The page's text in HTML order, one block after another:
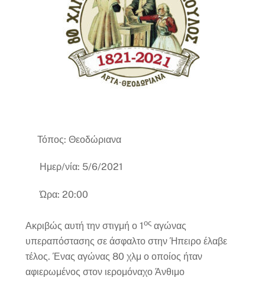
Τόπος: Θεοδώριανα
Ημερ/νία: 5/6/2021
Ώρα: 20:00
Ακριβώς αυτή την στιγμή ο 1οςαγώνας
υπεραπόστασης σε άσφαλτο στην Ήπειρο έλαβε
τέλος. Ένας αγώνας 80 χλμ ο οποίος ήταν
αφιερωμένος στον ιερομόναχο Άνθιμο